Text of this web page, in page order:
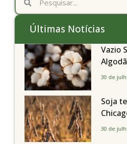
Últimas Notícias
Vazio
Paulo
30 de
Soja
30 de